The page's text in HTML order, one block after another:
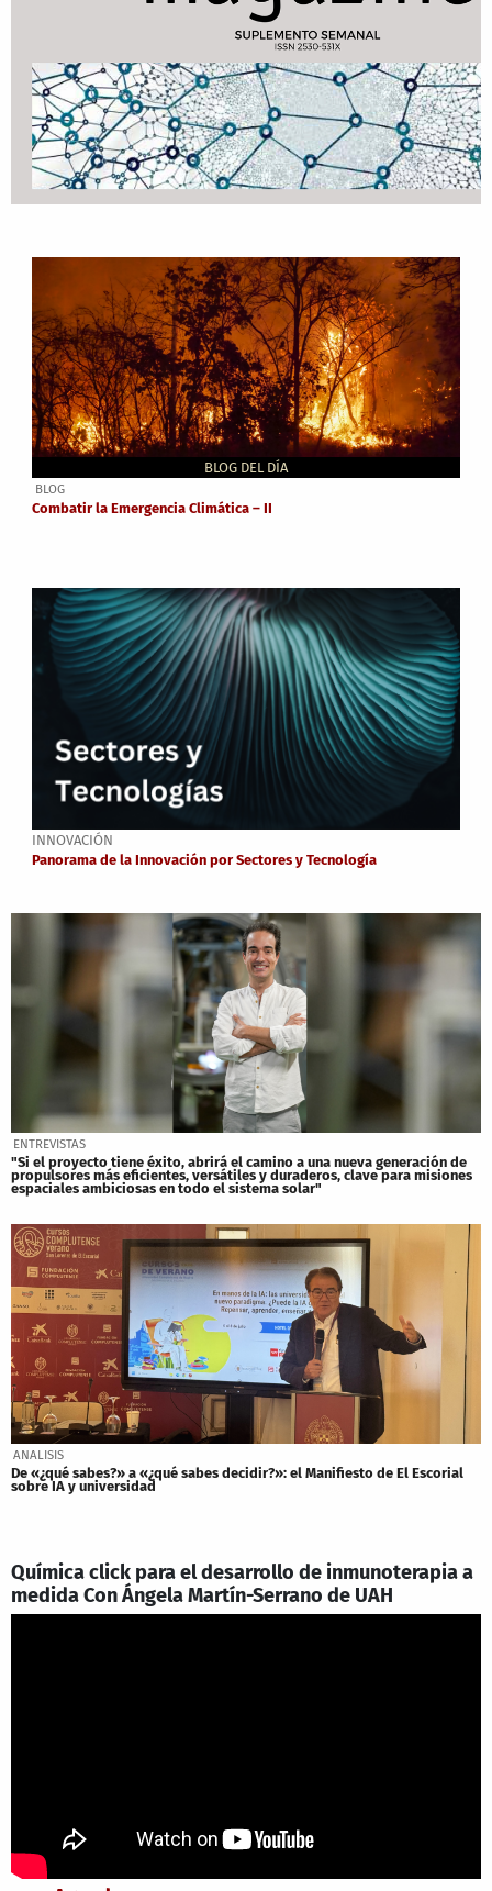
BLOG DEL DÍA
BLOG
Combatir la Emergencia Climática – II
INNOVACIÓN
Panorama de la Innovación por Sectores y Tecnología
ENTREVISTAS
"Si el proyecto tiene éxito, abrirá el camino a una nueva generación de
propulsores más eficientes, versátiles y duraderos, clave para misiones
espaciales ambiciosas en todo el sistema solar"
ANALISIS
De «¿qué sabes?» a «¿qué sabes decidir?»: el Manifiesto de El Escorial
sobre IA y universidad
Química click para el desarrollo de inmunoterapia a
medida Con Ángela Martín-Serrano de UAH